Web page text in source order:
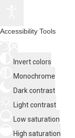
Accessibility Tools
Invert colors
Monochrome
Dark contrast
Light contrast
Low saturation
High saturation